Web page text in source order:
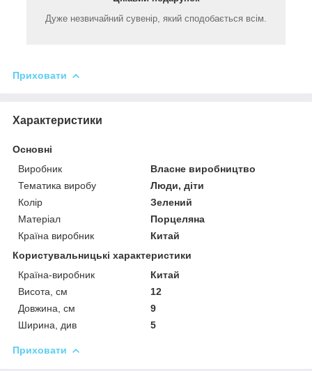
Дуже незвичайний сувенір, який сподобається всім.
Приховати
Характеристики
Основні
Виробник
Власне виробництво
Тематика виробу
Люди, діти
Колір
Зелений
Матеріал
Порцеляна
Країна виробник
Китай
Користувальницькі характеристики
Країна-виробник
Китай
Висота, см
12
Довжина, см
9
Ширина, див
5
Приховати